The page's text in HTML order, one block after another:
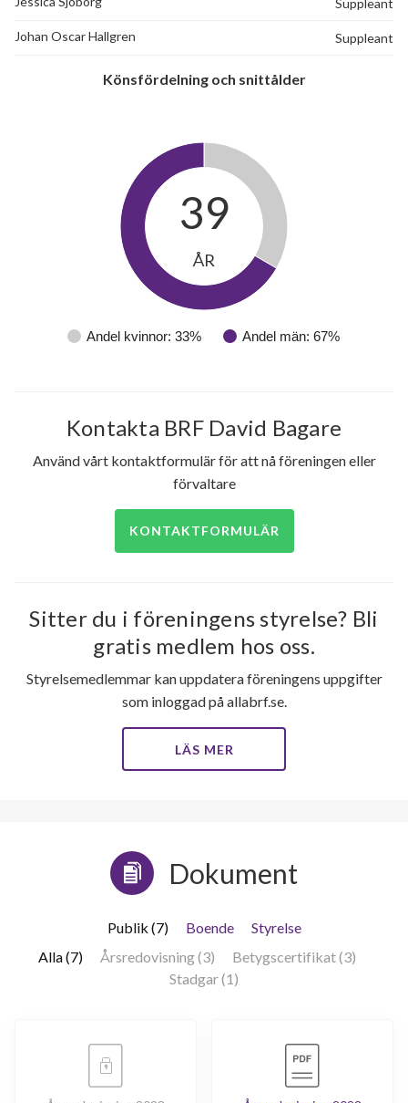
Suppleant
Johan Oscar Hallgren Suppleant
Könsfördelning och snittålder
Andel kvinnor: 33% Andel män: 67%
39
ÅR
Kontakta BRF David Bagare
Använd vårt kontaktformulär för att nå föreningen eller
förvaltare
KONTAKTFORMULÄR
Sitter du i föreningens styrelse? Bli
gratis medlem hos oss.
Styrelsemedlemmar kan uppdatera föreningens uppgifter
som inloggad på allabrf.se.
LÄS MER
Dokument
Publik (7) Boende
Styrelse
Alla (7)
Årsredovisning (3)
Betygscertifikat (3)
Stadgar (1)